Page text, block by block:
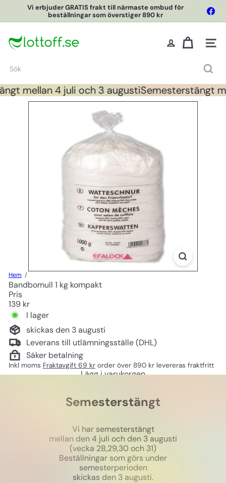
innehållet
Pausa
Vi erbjuder GRATIS frakt till närmaste ombud för
beställningar som överstiger 890 kr
o
O
f
O
Sök
mellan 4 juli och 3 augustiSemesterstängt
Hem
Bandbomull 1 kg kompakt
Pris
Ord
pris
139 kr
I lager
skickas den 3 augusti
Leverans till utlämningsställe (DHL)
Säker betalning
Inkl moms Fraktavgift 69 kr order över 890 kr levereras fraktfritt
Lägg i varukorgen
Semesterstängt
Vi har semesterstängt
mellan den 4 juli och den 3 augusti
(vecka 28,29,30 och 31)
Beställningar som görs under
semesterperioden
skickas den 3 augusti.